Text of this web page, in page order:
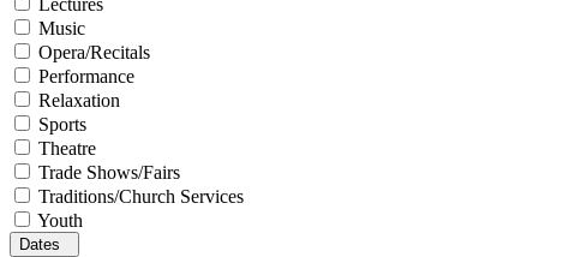
Lectures
Music
Opera/Recitals
Performance
Relaxation
Sports
Theatre
Trade Shows/Fairs
Traditions/Church Services
Youth
Dates